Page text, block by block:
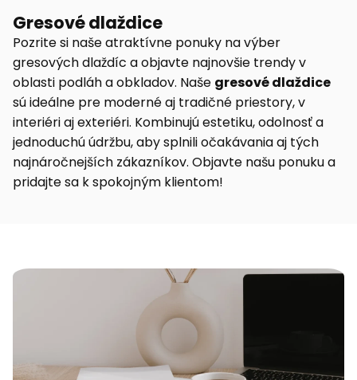
Gresové dlaždice
Pozrite si naše atraktívne ponuky na výber
gresových dlaždíc a objavte najnovšie trendy v
oblasti podláh a obkladov. Naše gresové dlaždice
sú ideálne pre moderné aj tradičné priestory, v
interiéri aj exteriéri. Kombinujú estetiku, odolnosť a
jednoduchú údržbu, aby splnili očakávania aj tých
najnáročnejších zákazníkov. Objavte našu ponuku a
pridajte sa k spokojným klientom!